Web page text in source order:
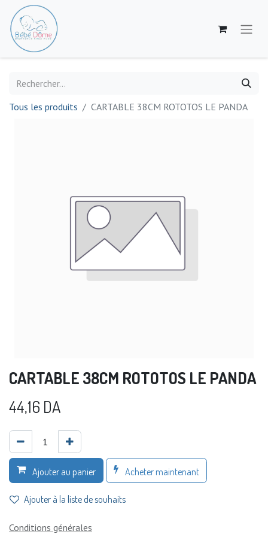
Tous les produits CARTABLE 38CM ROTOTOS LE PANDA
CARTABLE 38CM ROTOTOS LE PANDA
44,16 DA
Ajouter au panier Acheter maintenant
Ajouter à la liste de souhaits
Conditions générales